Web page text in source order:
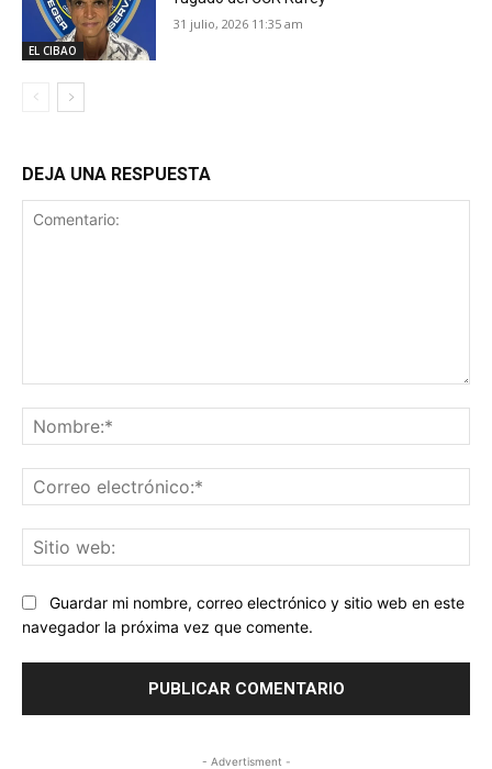
EL CIBAO
31 julio, 2026 11:35 am
DEJA UNA RESPUESTA
Guardar mi nombre, correo electrónico y sitio web en este
navegador la próxima vez que comente.
- Advertisment -